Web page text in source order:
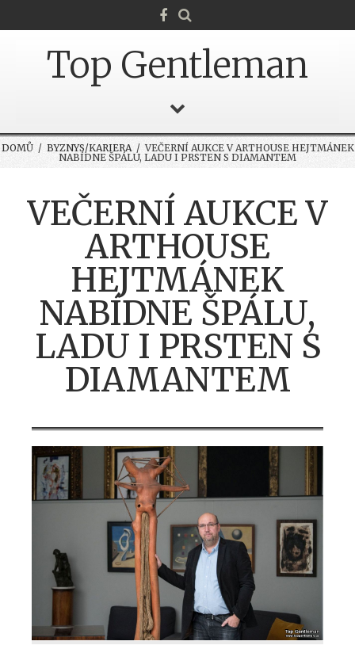
Top Gentleman
DOMŮ/ BYZNYS/KARIERA/ VEČERNÍ AUKCE V ARTHOUSE HEJTMÁNEK
NABÍDNE ŠPÁLU, LADU I PRSTEN S DIAMANTEM
VEČERNÍ AUKCE V
ARTHOUSE
HEJTMÁNEK
NABÍDNE ŠPÁLU,
LADU I PRSTEN S
DIAMANTEM